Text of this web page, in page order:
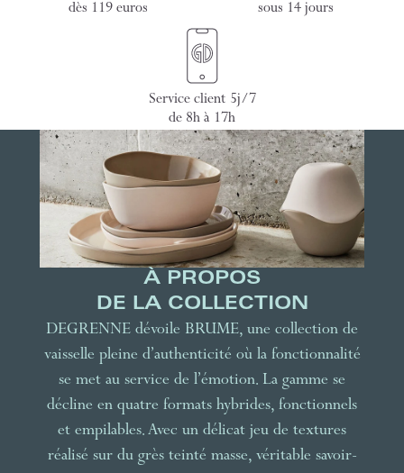
dès 119 euros
sous 14 jours
Service client 5j/7
de 8h à 17h
À PROPOS
DE LA COLLECTION
DEGRENNE dévoile BRUME, une collection de
vaisselle pleine d’authenticité où la fonctionnalité
se met au service de l’émotion. La gamme se
décline en quatre formats hybrides, fonctionnels
et empilables. Avec un délicat jeu de textures
réalisé sur du grès teinté masse, véritable savoir-